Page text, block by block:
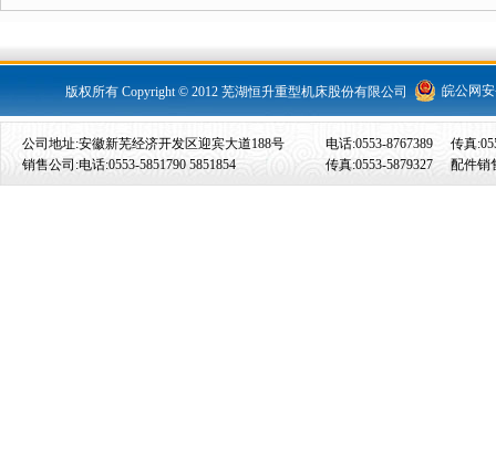
版权所有 Copyright © 2012 芜湖恒升重型机床股份有限公司 皖公网安
公司地址:安徽新芜经济开发区迎宾大道188号 电话:0553-8767389
传真
销售公司:电话:0553-5851790 5851854
传真:0553-5879327 配件销